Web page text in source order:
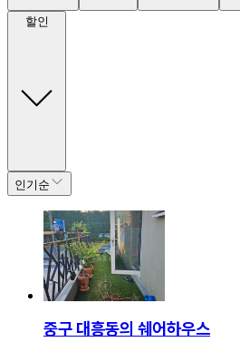
할인
인기순
중구 대흥동의 쉐어하우스